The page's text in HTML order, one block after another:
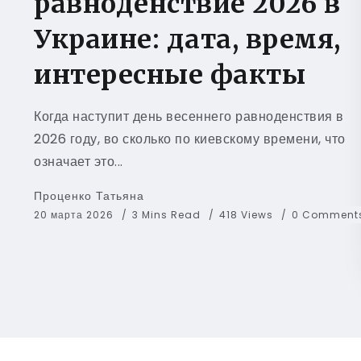
Украине: дата, время,
интересные факты
Когда наступит день весеннего равноденствия в
2026 году, во сколько по киевскому времени, что
означает это...
Проценко Татьяна
20 марта 2026 3 Mins Read 418 Views 0